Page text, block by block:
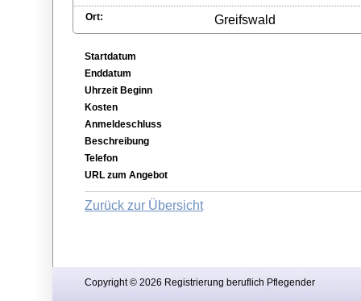
Ort: Greifswald
Startdatum
Enddatum
Uhrzeit Beginn
Kosten
Anmeldeschluss
Beschreibung
Telefon
URL zum Angebot
Zurück zur Übersicht
Copyright © 2026 Registrierung beruflich Pflegender